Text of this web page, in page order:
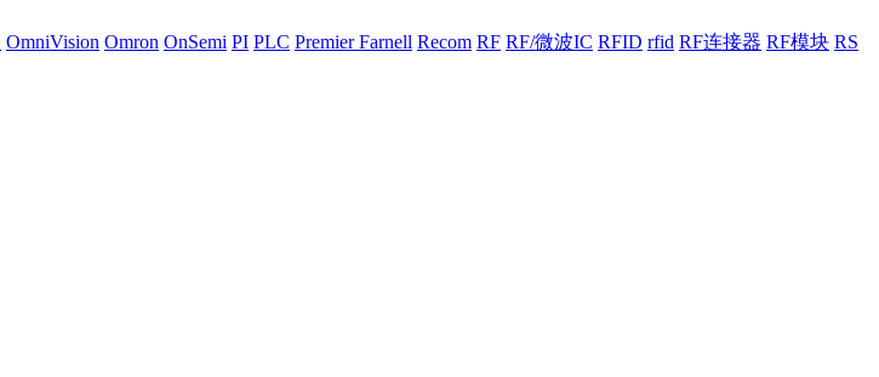
OmniVision Omron OnSemi PI PLC Premier Farnell Recom RF RF/微波IC RFID rfid RF连接器 RF模块 RS